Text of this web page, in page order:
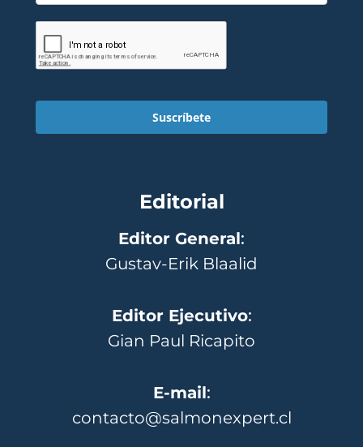
Suscríbete
Editorial
Editor General:
Gustav-Erik Blaalid
Editor Ejecutivo:
Gian Paul Ricapito
E-mail:
contacto@salmonexpert.cl